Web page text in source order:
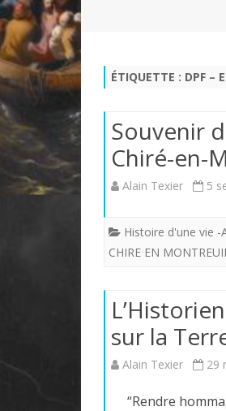
ÉTIQUETTE : DPF –
Souvenir
Chiré-en-
Alain Texier 5
Histoire d'une vie -
CHIRE EN
sur la
Alain Texier 29
“Rendre